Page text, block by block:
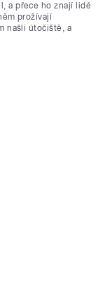
a přece ho znají lidé
prožívají
našli útočiště, a